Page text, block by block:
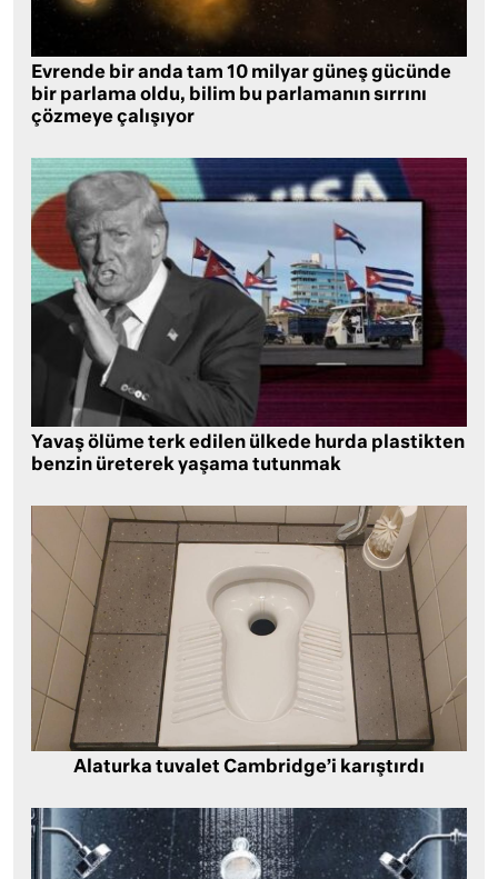
Evrende bir anda tam 10 milyar güneş gücünde
bir parlama oldu, bilim bu parlamanın sırrını
çözmeye çalışıyor
Yavaş ölüme terk edilen ülkede hurda plastikten
benzin üreterek yaşama tutunmak
Alaturka tuvalet Cambridge’i karıştırdı